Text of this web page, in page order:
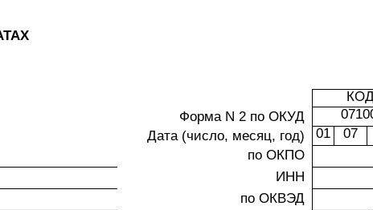
Форма N 2 по ОКУД
Дата (число, месяц, год)
01
07
по ОКПО
ИНН
по ОКВЭД